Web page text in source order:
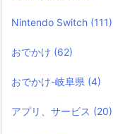
Nintendo Switch (111)
おでかけ (62)
おでかけ-岐阜県 (4)
アプリ、サービス (20)